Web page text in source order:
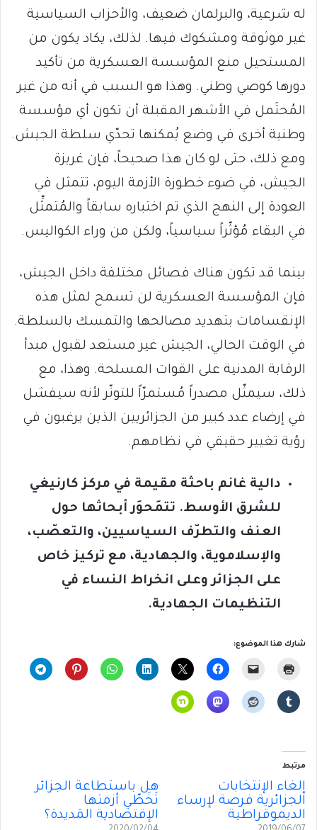
له شرعية، والبرلمان ضعيف، والأحزاب السياسية
غير موثوقة ومشكوك فيها. لذلك، يكاد يكون من
المستحيل منع المؤسسة العسكرية من تأكيد
دورها كوصي وطني. وهذا هو السبب في أنه من غير
المُحتَمل في الأشهر المقبلة أن تكون أي مؤسسة
وطنية أخرى في وضع يُمكنها تحدّي سلطة الجيش.
ومع ذلك، حتى لو كان هذا صحيحاً، فإن غريزة
الجيش، في ضوء خطورة الأزمة اليوم، تتمثل في
العودة إلى النهج الذي تم اختباره سابقاً والمُتمثِّل
في البقاء مُؤثّراً سياسياً، ولكن من وراء الكواليس.
بينما قد تكون هناك فصائل مختلفة داخل الجيش،
فإن المؤسسة العسكرية لن تسمح لمثل هذه
الإنقسامات بتهديد مصالحها والتمسك بالسلطة.
في الوقت الحالي، الجيش غير مستعد لقبول مبدأ
الرقابة المدنية على القوات المسلحة. وهذا، مع
ذلك، سيمثّل مصدراً مُستمرّاً للتوتّر لأنه سيفشل
في إرضاء عدد كبير من الجزائريين الذين يرغبون في
رؤية تغيير حقيقي في نظامهم.
دالية غانم باحثة مقيمة في مركز كارنيغي
للشرق الأوسط. تتمَحوَر أبحاثها حول
العنف والتطرّف السياسيين، والتعصّب،
والإسلاموية، والجهادية، مع تركيز خاص
على الجزائر وعلى انخراط النساء في
التنظيمات الجهادية.
شارك هذا الموضوع:
مرتبط
إلغاء الإنتخابات
الجزائرية فرصة لإرساء
الديموقراطية
هل باستطاعة الجزائر
تَخَطّي أزمتها
الإقتصادية المَديدة؟